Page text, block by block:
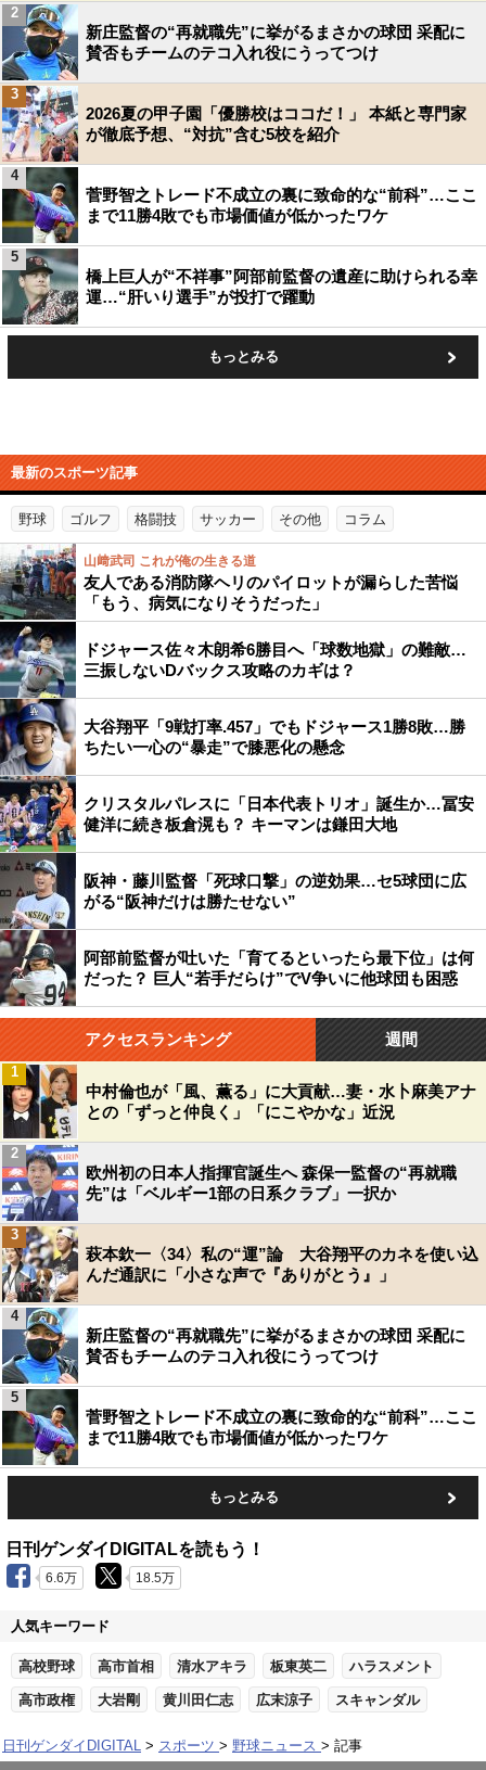
新庄監督の“再就職先”に挙がるまさかの球団 采配に
賛否もチームのテコ入れ役にうってつけ
2
2026夏の甲子園「優勝校はココだ！」 本紙と専門家
が徹底予想、“対抗”含む5校を紹介
3
菅野智之トレード不成立の裏に致命的な“前科”…ここ
まで11勝4敗でも市場価値が低かったワケ
4
橋上巨人が“不祥事”阿部前監督の遺産に助けられる幸
運…“肝いり選手”が投打で躍動
5
もっとみる
最新のスポーツ記事
野球 ゴルフ 格闘技 サッカー その他 コラム
山﨑武司 これが俺の生きる道
友人である消防隊ヘリのパイロットが漏らした苦悩
「もう、病気になりそうだった」
ドジャース佐々木朗希6勝目へ「球数地獄」の難敵…
三振しないDバックス攻略のカギは？
大谷翔平「9戦打率.457」でもドジャース1勝8敗…勝
ちたい一心の“暴走”で膝悪化の懸念
クリスタルパレスに「日本代表トリオ」誕生か…冨安
健洋に続き板倉滉も？ キーマンは鎌田大地
阪神・藤川監督「死球口撃」の逆効果…セ5球団に広
がる“阪神だけは勝たせない”
阿部前監督が吐いた「育てるといったら最下位」は何
だった？ 巨人“若手だらけ”でV争いに他球団も困惑
アクセスランキング 週間
中村倫也が「風、薫る」に大貢献…妻・水卜麻美アナ
との「ずっと仲良く」「にこやかな」近況
1
欧州初の日本人指揮官誕生へ 森保一監督の“再就職
先”は「ベルギー1部の日系クラブ」一択か
2
萩本欽一〈34〉私の“運”論 大谷翔平のカネを使い込
んだ通訳に「小さな声で『ありがとう』」
3
新庄監督の“再就職先”に挙がるまさかの球団 采配に
賛否もチームのテコ入れ役にうってつけ
4
菅野智之トレード不成立の裏に致命的な“前科”…ここ
まで11勝4敗でも市場価値が低かったワケ
5
もっとみる
日刊ゲンダイDIGITALを読もう！
6.6万 18.5万
人気キーワード
高校野球 高市首相 清水アキラ 板東英二 ハラスメント
高市政権 大岩剛 黄川田仁志 広末涼子 スキャンダル
日刊ゲンダイDIGITAL スポーツ 野球ニュース 記事